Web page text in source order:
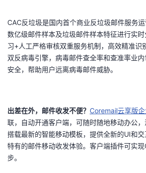
CAC反垃圾是国内首个商业反垃圾邮件服务
数亿级邮件样本及垃圾邮件样本特征进行实
习+人工严格审核双重服务机制，高效精准识
双反病毒引擎，病毒邮件查全率和查准率业
安全，帮助用户远离病毒邮件威胁。
出差在外，邮件收发不便？ Coremail云享版
联，自动开通客户端，可随时随地移动办公，
搭载最新的智能移动模板，提供全新的UI和
特有的邮件移动收发体验。客户端插件可实
步。